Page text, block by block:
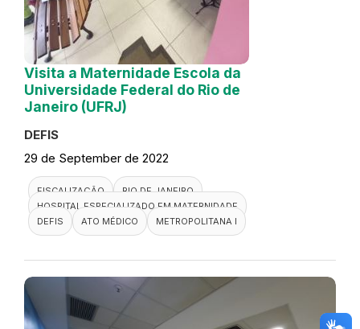
Visita a Maternidade Escola da
Universidade Federal do Rio de
Janeiro (UFRJ)
DEFIS
29 de September de 2022
FISCALIZAÇÃO
RIO DE JANEIRO
HOSPITAL ESPECIALIZADO EM MATERNIDADE
DEFIS
ATO MÉDICO METROPOLITANA I